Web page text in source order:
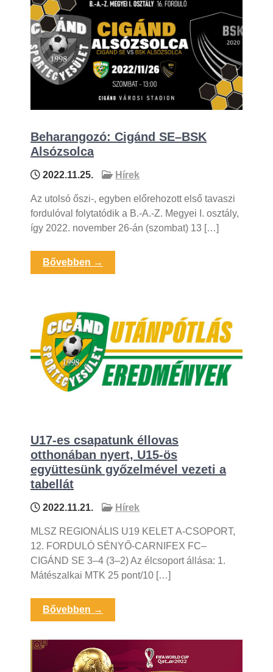
Beharangozó: Cigánd SE–BSK
Alsózsolca
2022.11.25. Hírek
Az utolsó őszi-, egyben előrehozott első tavaszi
fordulóval folytatódik a B.-A.-Z. Megyei I. osztály,
így 2022. november 26-án (szombat) 13 […]
Bővebben →
U17-es csapatunk éllovas
otthonában nyert, U15-ös
együttesünk győzelmével vezeti a
tabellát
2022.11.21. Hírek
MLSZ REGIONÁLIS U19 KELET A-CSOPORT,
12. FORDULÓ SÉNYŐ-CARNIFEX FC–
CIGÁND SE 3–4 (3–2) Az élcsoport állása: 1.
Mátészalkai MTK 25 pont/10 […]
Bővebben →